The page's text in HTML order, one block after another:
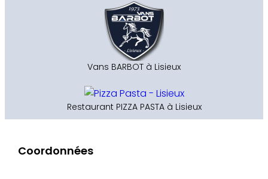
Vans BARBOT à Lisieux
Restaurant PIZZA PASTA à Lisieux
Coordonnées